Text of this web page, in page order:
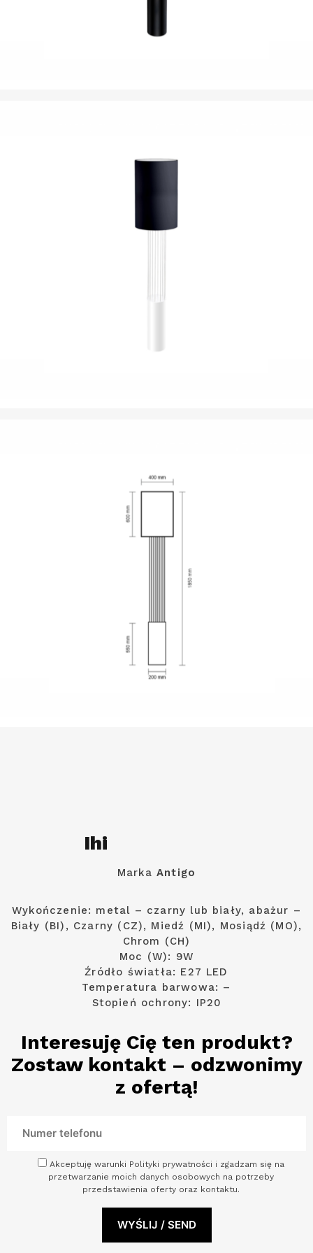
Ihi
Marka Antigo
Wykończenie: metal – czarny lub biały, abażur –
Biały (BI), Czarny (CZ), Miedź (MI), Mosiądź (MO),
Chrom (CH)
Moc (W): 9W
Źródło światła: E27 LED
Temperatura barwowa: –
Stopień ochrony: IP20
Interesuję Cię ten produkt?
Zostaw kontakt – odzwonimy
z ofertą!
Akceptuję warunki Polityki prywatności i zgadzam się na
przetwarzanie moich danych osobowych na potrzeby
przedstawienia oferty oraz kontaktu.